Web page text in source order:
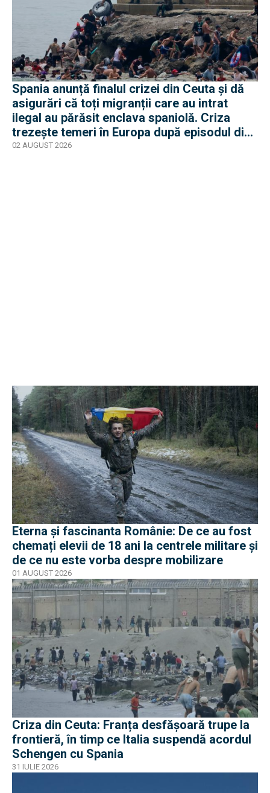
Spania anunță finalul crizei din Ceuta și dă
asigurări că toți migranții care au intrat
ilegal au părăsit enclava spaniolă. Criza
trezește temeri în Europa după episodul din
2015
02 AUGUST 2026
Eterna și fascinanta Românie: De ce au fost
chemați elevii de 18 ani la centrele militare și
de ce nu este vorba despre mobilizare
01 AUGUST 2026
Criza din Ceuta: Franța desfășoară trupe la
frontieră, în timp ce Italia suspendă acordul
Schengen cu Spania
31 IULIE 2026